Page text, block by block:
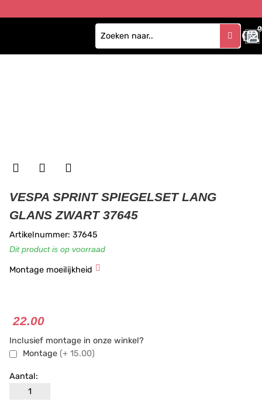
0
0
VESPA SPRINT SPIEGELSET LANG
GLANS ZWART 37645
Artikelnummer: 37645
Dit product is op voorraad
Montage moeilijkheid
★ ★ ★
22.00
Inclusief montage in onze winkel?
Montage (+ 15.00)